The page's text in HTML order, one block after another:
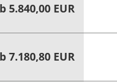
5.840,00 EUR
7.180,80 EUR